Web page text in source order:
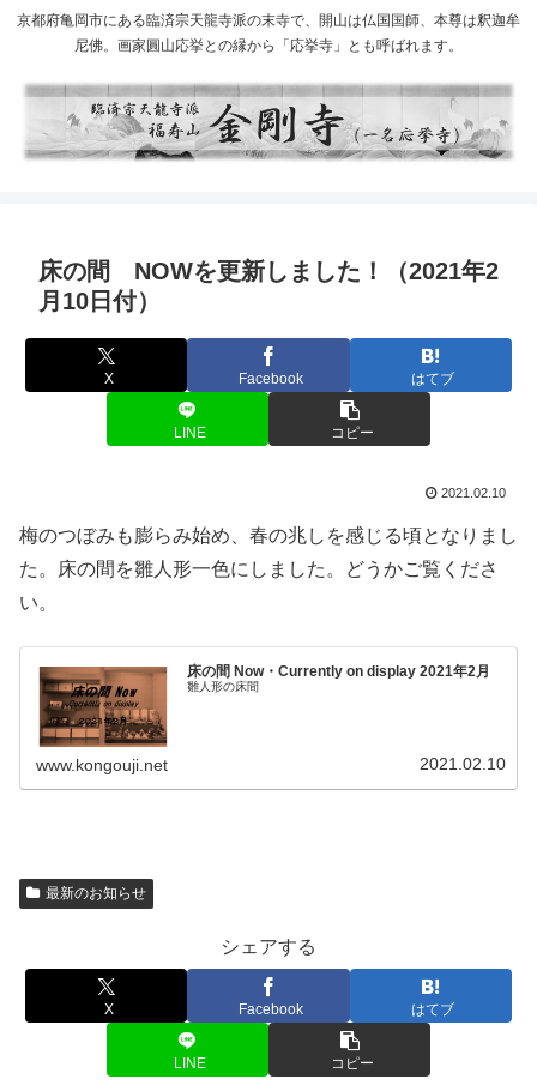
京都府亀岡市にある臨済宗天龍寺派の末寺で、開山は仏国国師、本尊は釈迦牟
尼佛。画家圓山応挙との縁から「応挙寺」とも呼ばれます。
床の間 NOWを更新しました！（2021年2
月10日付）
X Facebook はてブ
LINE コピー
2021.02.10
梅のつぼみも膨らみ始め、春の兆しを感じる頃となりまし
た。床の間を雛人形一色にしました。どうかご覧くださ
い。
床の間 Now・Currently on display 2021年2月
雛人形の床間
www.kongouji.net 2021.02.10
最新のお知らせ
シェアする
X Facebook はてブ
LINE コピー